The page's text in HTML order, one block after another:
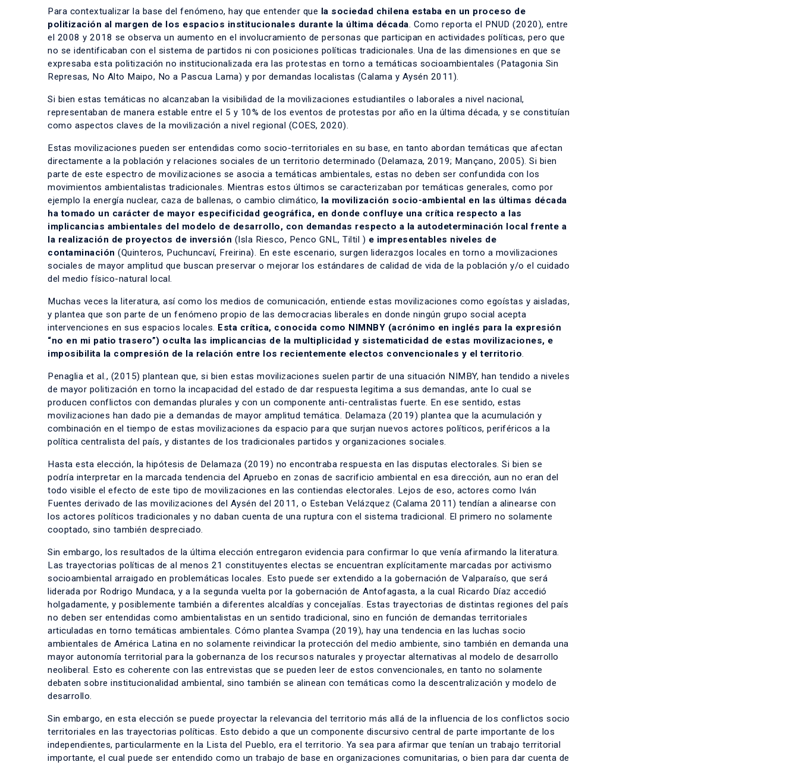
Para contextualizar la base del fenómeno, hay que entender que la sociedad chilena estaba en un proceso de
politización al margen de los espacios institucionales durante la última década. Como reporta el PNUD (2020), entre
el 2008 y 2018 se observa un aumento en el involucramiento de personas que participan en actividades políticas, pero que
no se identificaban con el sistema de partidos ni con posiciones políticas tradicionales. Una de las dimensiones en que se
expresaba esta politización no institucionalizada era las protestas en torno a temáticas socioambientales (Patagonia Sin
Represas, No Alto Maipo, No a Pascua Lama) y por demandas localistas (Calama y Aysén 2011).
Si bien estas temáticas no alcanzaban la visibilidad de la movilizaciones estudiantiles o laborales a nivel nacional,
representaban de manera estable entre el 5 y 10% de los eventos de protestas por año en la última década, y se constituían
como aspectos claves de la movilización a nivel regional (COES, 2020).
Estas movilizaciones pueden ser entendidas como socio-territoriales en su base, en tanto abordan temáticas que afectan
directamente a la población y relaciones sociales de un territorio determinado (Delamaza, 2019; Mançano, 2005). Si bien
parte de este espectro de movilizaciones se asocia a temáticas ambientales, estas no deben ser confundida con los
movimientos ambientalistas tradicionales. Mientras estos últimos se caracterizaban por temáticas generales, como por
ejemplo la energía nuclear, caza de ballenas, o cambio climático, la movilización socio-ambiental en las últimas década
ha tomado un carácter de mayor especificidad geográfica, en donde confluye una crítica respecto a las
implicancias ambientales del modelo de desarrollo, con demandas respecto a la autodeterminación local frente a
la realización de proyectos de inversión (Isla Riesco, Penco GNL, Tiltil ) e impresentables niveles de
contaminación (Quinteros, Puchuncaví, Freirina). En este escenario, surgen liderazgos locales en torno a movilizaciones
sociales de mayor amplitud que buscan preservar o mejorar los estándares de calidad de vida de la población y/o el cuidado
del medio físico-natural local.
Muchas veces la literatura, así como los medios de comunicación, entiende estas movilizaciones como egoístas y aisladas,
y plantea que son parte de un fenómeno propio de las democracias liberales en donde ningún grupo social acepta
intervenciones en sus espacios locales. Esta crítica, conocida como NIMNBY (acrónimo en inglés para la expresión
“no en mi patio trasero”) oculta las implicancias de la multiplicidad y sistematicidad de estas movilizaciones, e
imposibilita la compresión de la relación entre los recientemente electos convencionales y el territorio.
Penaglia et al., (2015) plantean que, si bien estas movilizaciones suelen partir de una situación NIMBY, han tendido a niveles
de mayor politización en torno la incapacidad del estado de dar respuesta legitima a sus demandas, ante lo cual se
producen conflictos con demandas plurales y con un componente anti-centralistas fuerte. En ese sentido, estas
movilizaciones han dado pie a demandas de mayor amplitud temática. Delamaza (2019) plantea que la acumulación y
combinación en el tiempo de estas movilizaciones da espacio para que surjan nuevos actores políticos, periféricos a la
política centralista del país, y distantes de los tradicionales partidos y organizaciones sociales.
Hasta esta elección, la hipótesis de Delamaza (2019) no encontraba respuesta en las disputas electorales. Si bien se
podría interpretar en la marcada tendencia del Apruebo en zonas de sacrificio ambiental en esa dirección, aun no eran del
todo visible el efecto de este tipo de movilizaciones en las contiendas electorales. Lejos de eso, actores como Iván
Fuentes derivado de las movilizaciones del Aysén del 2011, o Esteban Velázquez (Calama 2011) tendían a alinearse con
los actores políticos tradicionales y no daban cuenta de una ruptura con el sistema tradicional. El primero no solamente
cooptado, sino también despreciado.
Sin embargo, los resultados de la última elección entregaron evidencia para confirmar lo que venía afirmando la literatura.
Las trayectorias políticas de al menos 21 constituyentes electas se encuentran explícitamente marcadas por activismo
socioambiental arraigado en problemáticas locales. Esto puede ser extendido a la gobernación de Valparaíso, que será
liderada por Rodrigo Mundaca, y a la segunda vuelta por la gobernación de Antofagasta, a la cual Ricardo Díaz accedió
holgadamente, y posiblemente también a diferentes alcaldías y concejalías. Estas trayectorias de distintas regiones del país
no deben ser entendidas como ambientalistas en un sentido tradicional, sino en función de demandas territoriales
articuladas en torno temáticas ambientales. Cómo plantea Svampa (2019), hay una tendencia en las luchas socio
ambientales de América Latina en no solamente reivindicar la protección del medio ambiente, sino también en demanda una
mayor autonomía territorial para la gobernanza de los recursos naturales y proyectar alternativas al modelo de desarrollo
neoliberal. Esto es coherente con las entrevistas que se pueden leer de estos convencionales, en tanto no solamente
debaten sobre institucionalidad ambiental, sino también se alinean con temáticas como la descentralización y modelo de
desarrollo.
Sin embargo, en esta elección se puede proyectar la relevancia del territorio más allá de la influencia de los conflictos socio
territoriales en las trayectorias políticas. Esto debido a que un componente discursivo central de parte importante de los
independientes, particularmente en la Lista del Pueblo, era el territorio. Ya sea para afirmar que tenían un trabajo territorial
importante, el cual puede ser entendido como un trabajo de base en organizaciones comunitarias, o bien para dar cuenta de